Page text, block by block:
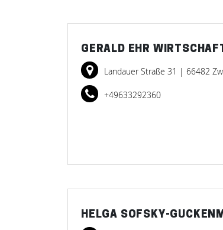
GERALD EHR
Landauer Straße 31 | 66482
+49633292360
HELGA SOFSKY-